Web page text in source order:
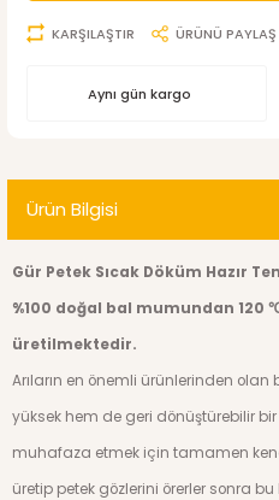
KARŞILAŞTIR ÜRÜNÜ PAYLAŞ
Aynı gün kargo
Ürün Bilgisi
Gür Petek Sıcak Döküm Hazır
%100 doğal bal mumundan 120
üretilmektedir.
Arıların en önemli ürünlerinden
yüksek hem de geri dönüştürebilir bir
muhafaza etmek için tamamen
üretip petek gözlerini örerler sonra bu